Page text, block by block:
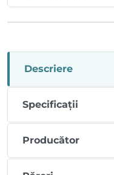
Descriere
Specificații
Producător